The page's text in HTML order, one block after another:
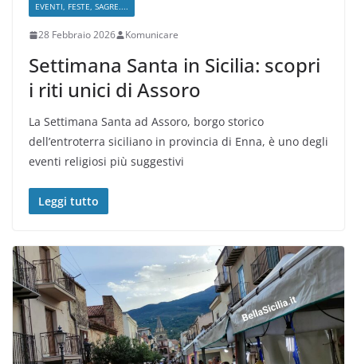
EVENTI, FESTE, SAGRE....
28 Febbraio 2026 Komunicare
Settimana Santa in Sicilia: scopri
i riti unici di Assoro
La Settimana Santa ad Assoro, borgo storico
dell’entroterra siciliano in provincia di Enna, è uno degli
eventi religiosi più suggestivi
Leggi tutto